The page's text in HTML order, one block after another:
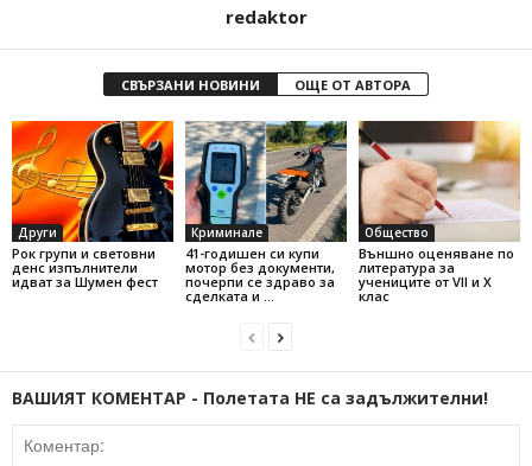
redaktor
СВЪРЗАНИ НОВИНИ ОЩЕ ОТ АВТОРА
Други
Рок групи и световни
денс изпълнители
идват за Шумен фест
Криминале
41-годишен си купи
мотор без документи,
почерпи се здраво за
сделката и …
Общество
Външно оценяване по
литература за
учениците от VII и X
клас
ВАШИЯТ КОМЕНТАР - Полетата НЕ са задължителни!